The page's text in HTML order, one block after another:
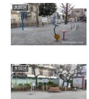
大田区
大田区